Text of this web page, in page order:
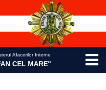
Afacerilor Interne
CEL MARE"